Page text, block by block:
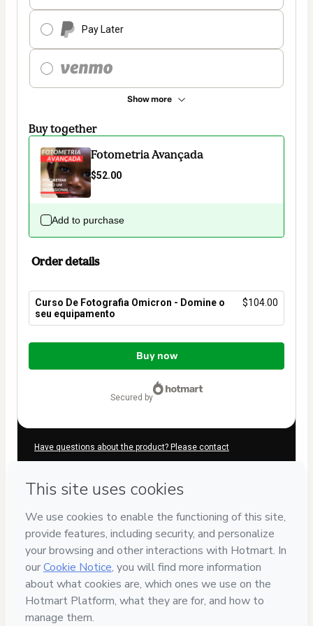
Pay Later
Show more
Buy together
Fotometria Avançada
$52.00
Add to purchase
Order details
Curso De Fotografia Omicron - Domine o
seu equipamento
$104.00
Total
$104.00
Buy now
secured by
Have questions about the product? Please contact
provide the code below:
Was your information autofill in?Click here to learn more .
By clicking 'Buy Now' I declare that I (i) understand that
Hotmart is processing this order on behalf ofOmicron Escola
and has no responsibility for the content and/or
control over it; (ii) agree to Hotmart’sTerms of Use,Privacy
Policy
and other company policies and (iii) am of legal age or
authorized and accompanied by a legal guardian.
Learn more about your purchasehere.